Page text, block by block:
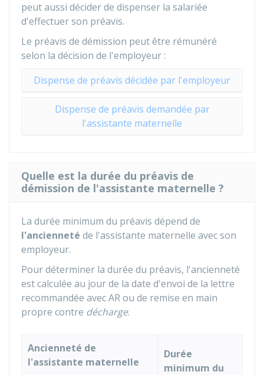
peut aussi décider de dispenser la salariée
d'effectuer son préavis.
Le préavis de démission peut être rémunéré
selon la décision de l'employeur :
Dispense de préavis décidée par l'employeur
Dispense de préavis demandée par
l'assistante maternelle
Quelle est la durée du préavis de
démission de l'assistante maternelle ?
La durée minimum du préavis dépend de
l'ancienneté de l'assistante maternelle avec son
employeur.
Pour déterminer la durée du préavis, l'ancienneté
est calculée au jour de la date d'envoi de la lettre
recommandée avecARou de remise en main
propre contre décharge.
Ancienneté de
l'assistante maternelle
Durée
minimum du